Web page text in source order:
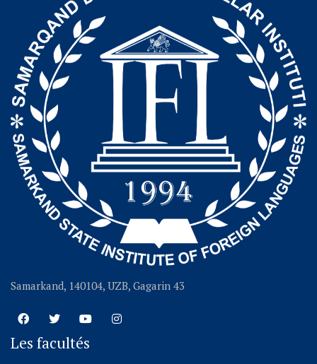
Samarkand, 140104, UZB, Gagarin 43
Les facultés